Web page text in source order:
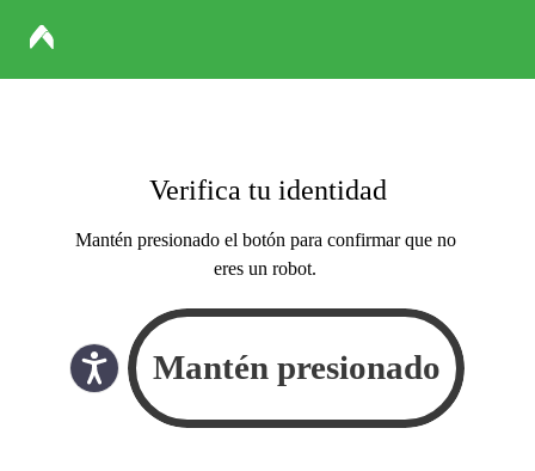
Verifica tu identidad
Mantén presionado el botón para confirmar que no
eres un robot.